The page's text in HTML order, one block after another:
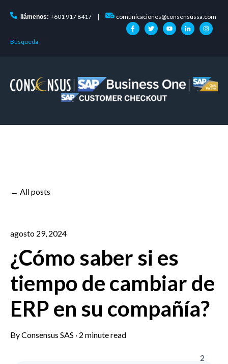
llámenos: +601 917 8417 comunicaciones@consensussa.com
Búsqueda
All posts
agosto 29, 2024
¿Cómo saber si es
tiempo de cambiar de
ERP en su compañía?
ByConsensus SAS · 2 minute read
2